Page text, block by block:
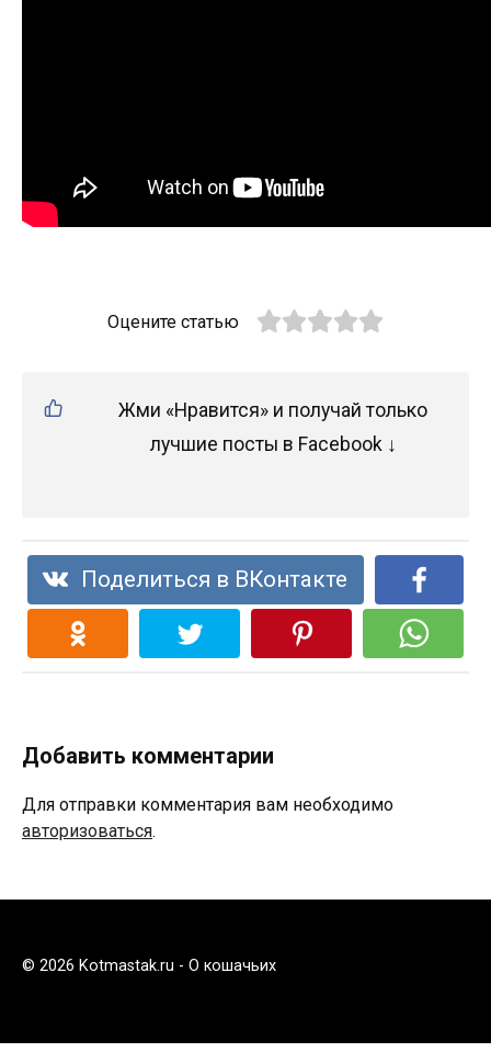
Оцените статью
Жми «Нравится» и получай только
лучшие посты в Facebook ↓
Поделиться в ВКонтакте
Добавить комментарии
Для отправки комментария вам необходимо
авторизоваться.
© 2026 Kotmastak.ru - О кошачьих